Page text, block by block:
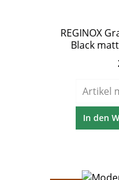
REGINOX
Black
Regulärer
Artikel
In den